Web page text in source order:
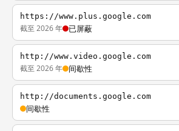
https://www.plus.google.com
截至 2026 年 已屏蔽
http://www.video.google.com
截至 2026 年 间歇性
http://documents.google.com
间歇性